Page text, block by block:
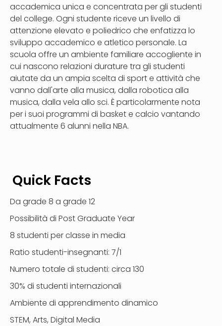
accademica unica e concentrata per gli studenti
del college. Ogni studente riceve un livello di
attenzione elevato e poliedrico che enfatizza lo
sviluppo accademico e atletico personale. La
scuola offre un ambiente familiare accogliente in
cui nascono relazioni durature tra gli studenti
aiutate da un ampia scelta di sport e attività che
vanno dall'arte alla musica, dalla robotica alla
musica, dalla vela allo sci. È particolarmente nota
per i suoi programmi di basket e calcio vantando
attualmente 6 alunni nella NBA.
Quick Facts
Da grade 8 a grade 12
Possibilità di Post Graduate Year
8 studenti per classe in media
Ratio studenti-insegnanti: 7/1
Numero totale di studenti: circa 130
30% di studenti internazionali
Ambiente di apprendimento dinamico
STEM, Arts, Digital Media